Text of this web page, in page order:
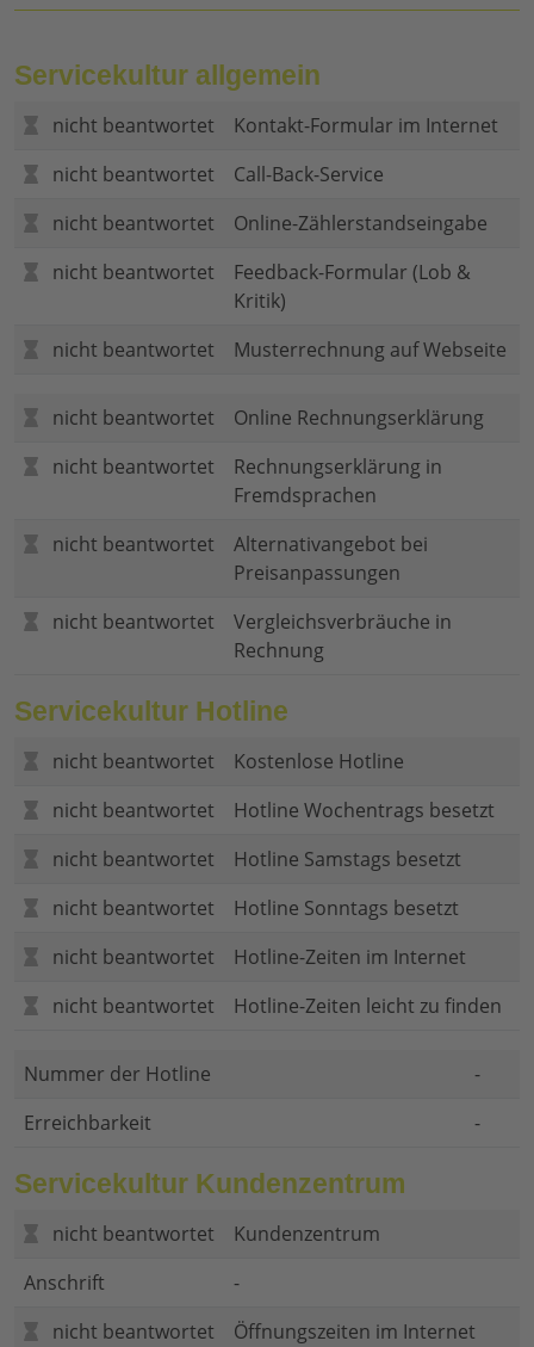
Servicekultur allgemein
nicht beantwortet
Kontakt-Formular im Internet
nicht beantwortet
Call-Back-Service
nicht beantwortet
Online-Zählerstandseingabe
nicht beantwortet
Feedback-Formular (Lob &
Kritik)
nicht beantwortet
Musterrechnung auf Webseite
nicht beantwortet
Online Rechnungserklärung
nicht beantwortet
Rechnungserklärung in
Fremdsprachen
nicht beantwortet
Alternativangebot bei
Preisanpassungen
nicht beantwortet
Vergleichsverbräuche in
Rechnung
Servicekultur Hotline
nicht beantwortet
Kostenlose Hotline
nicht beantwortet
Hotline Wochentrags besetzt
nicht beantwortet
Hotline Samstags besetzt
nicht beantwortet
Hotline Sonntags besetzt
nicht beantwortet
Hotline-Zeiten im Internet
nicht beantwortet
Hotline-Zeiten leicht zu finden
Nummer der Hotline
-
Erreichbarkeit
-
Servicekultur Kundenzentrum
nicht beantwortet
Kundenzentrum
Anschrift
-
nicht beantwortet
Öffnungszeiten im Internet